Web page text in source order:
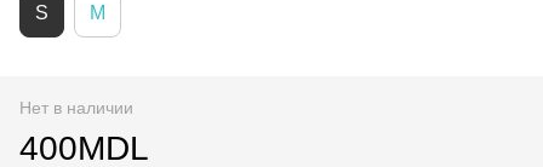
S M
Нет в наличии
400MDL